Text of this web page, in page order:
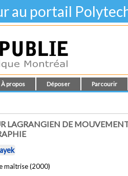
au portail
À propos Déposer Parcourir
LAGRANGIEN DE
maîtrise (2000)